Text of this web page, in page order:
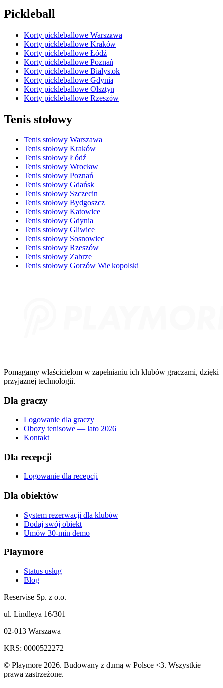
Pickleball
Korty pickleballowe Warszawa
Korty pickleballowe Kraków
Korty pickleballowe Łódź
Korty pickleballowe Poznań
Korty pickleballowe Białystok
Korty pickleballowe Gdynia
Korty pickleballowe Olsztyn
Korty pickleballowe Rzeszów
Tenis stołowy
Tenis stołowy Warszawa
Tenis stołowy Kraków
Tenis stołowy Łódź
Tenis stołowy Wrocław
Tenis stołowy Poznań
Tenis stołowy Gdańsk
Tenis stołowy Szczecin
Tenis stołowy Bydgoszcz
Tenis stołowy Katowice
Tenis stołowy Gdynia
Tenis stołowy Gliwice
Tenis stołowy Sosnowiec
Tenis stołowy Rzeszów
Tenis stołowy Zabrze
Tenis stołowy Gorzów Wielkopolski
Pomagamy właścicielom w zapełnianiu ich klubów graczami, dzięki
przyjaznej technologii.
Dla graczy
Logowanie dla graczy
Obozy tenisowe — lato 2026
Kontakt
Dla recepcji
Logowanie dla recepcji
Dla obiektów
System rezerwacji dla klubów
Dodaj swój obiekt
Umów 30-min demo
Playmore
Status usług
Blog
Reservise Sp. z o.o.
ul. Lindleya 16/301
02-013 Warszawa
KRS: 0000522272
© Playmore 2026. Budowany z dumą w Polsce <3. Wszystkie
prawa zastrzeżone.